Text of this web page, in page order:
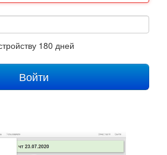
180 дней